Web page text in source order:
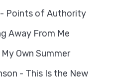
- Points of Authority
Away From Me
Own Summer
- This Is the New